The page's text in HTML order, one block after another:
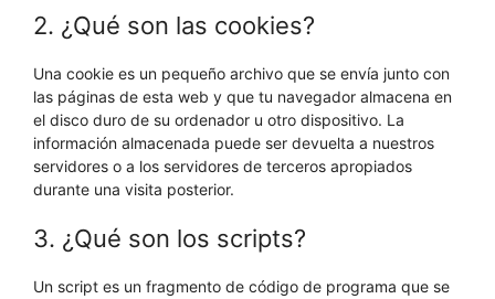
2. ¿Qué son las cookies?
Una cookie es un pequeño archivo que se envía junto con
las páginas de esta web y que tu navegador almacena en
el disco duro de su ordenador u otro dispositivo. La
información almacenada puede ser devuelta a nuestros
servidores o a los servidores de terceros apropiados
durante una visita posterior.
3. ¿Qué son los scripts?
Un script es un fragmento de código de programa que se